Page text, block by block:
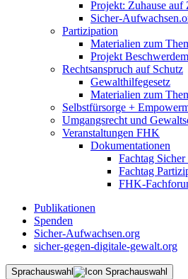
Projekt: Zuhause auf
Sicher-
Partizipation
Materialien zum
Projekt
Rechtsanspruch auf Schutz
Gewalthilfegesetz
Materialien zum
Selbstfürsorge +
Umgangsrecht und
Veranstaltungen FHK
Dokumentationen
Fachtag
Fachtag
FHK-
Publikationen
Spenden
Sicher-Aufwachsen.org
sicher-gegen-digitale-gewalt.org
Sprachauswahl